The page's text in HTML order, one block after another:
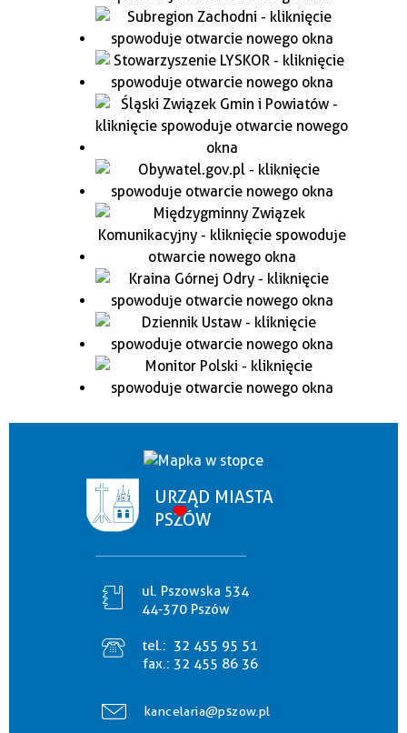
URZĄD MIASTA
PSZÓW
ul. Pszowska 534
44-370 Pszów
tel.: 32 455 95 51
fax.: 32 455 86 36
kancelaria@pszow.pl